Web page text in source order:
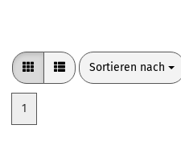
Sortieren nach
Sortieren nach
1